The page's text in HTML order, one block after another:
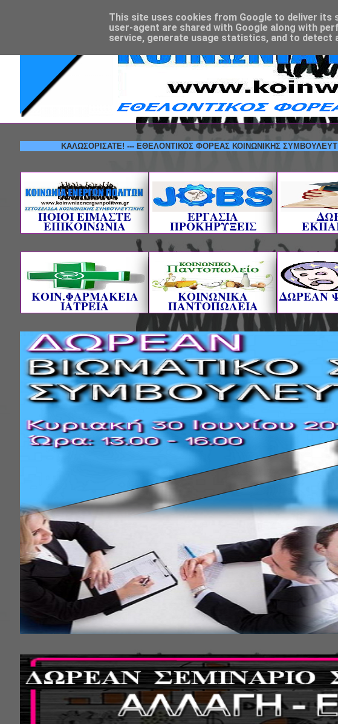
ΚΑΛΩΣΟΡΙΣΑΤΕ! --- ΕΘΕΛΟΝΤΙΚΟΣ ΦΟΡΕΑΣ ΚΟΙΝΩΝΙΚΗΣ ΣΥΜΒΟΥΛΕΥΤΙΚΗΣ
ΠΟΙΟΙ ΕΙΜΑΣΤΕ
ΕΠΙΚΟΙΝΩΝΙΑ
ΕΡΓΑΣΙΑ
ΠΡΟΚΗΡΥΞΕΙΣ
ΚΟΙΝ.ΦΑΡΜΑΚΕΙΑ
ΙΑΤΡΕΙΑ
ΚΟΙΝΩΝΙΚΑ
ΠΑΝΤΟΠΩΛΕΙΑ
ΔΩΡΕΑΝ
This site uses cookies from Google to deliver its
user-agent are shared with Google along with
service, generate usage statistics, and to detect